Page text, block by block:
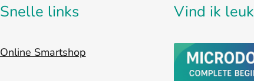
Snelle links
Online Smartshop
Vind ik leuk